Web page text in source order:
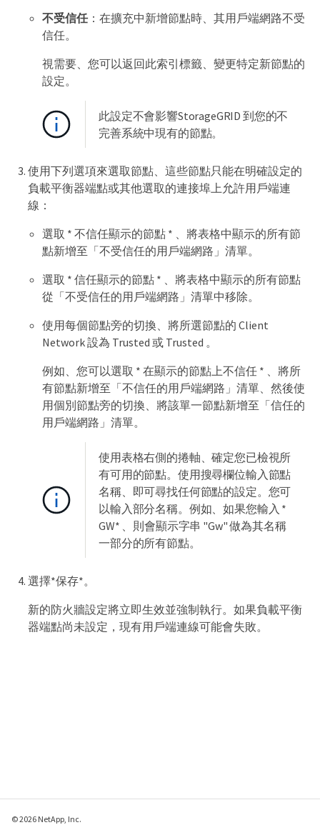
不受信任：在擴充中新增節點時、其用戶端網路不受
信任。
視需要、您可以返回此索引標籤、變更特定新節點的
設定。
此設定不會影響StorageGRID 到您的不
完善系統中現有的節點。
使用下列選項來選取節點、這些節點只能在明確設定的
負載平衡器端點或其他選取的連接埠上允許用戶端連
線：
選取 * 不信任顯示的節點 * 、將表格中顯示的所有節
點新增至「不受信任的用戶端網路」清單。
選取 * 信任顯示的節點 * 、將表格中顯示的所有節點
從「不受信任的用戶端網路」清單中移除。
使用每個節點旁的切換、將所選節點的 Client
Network 設為 Trusted 或 Trusted 。
例如、您可以選取 * 在顯示的節點上不信任 * 、將所
有節點新增至「不信任的用戶端網路」清單、然後使
用個別節點旁的切換、將該單一節點新增至「信任的
用戶端網路」清單。
使用表格右側的捲軸、確定您已檢視所
有可用的節點。使用搜尋欄位輸入節點
名稱、即可尋找任何節點的設定。您可
以輸入部分名稱。例如、如果您輸入 *
GW* 、則會顯示字串 "Gw" 做為其名稱
一部分的所有節點。
選擇*保存*。
新的防火牆設定將立即生效並強制執行。如果負載平衡
器端點尚未設定，現有用戶端連線可能會失敗。
© 2026 NetApp, Inc.